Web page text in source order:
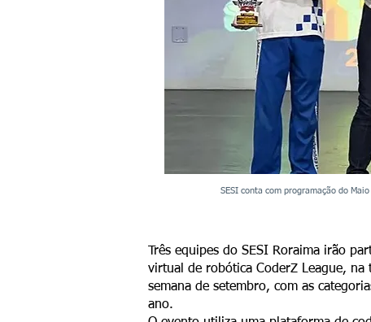
SESI conta com programação do
Três equipes do SESI Roraima irão
virtual de robótica CoderZ League,
semana de setembro, com as
ano.